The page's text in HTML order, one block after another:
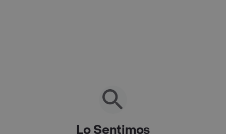
Lo Sentimos